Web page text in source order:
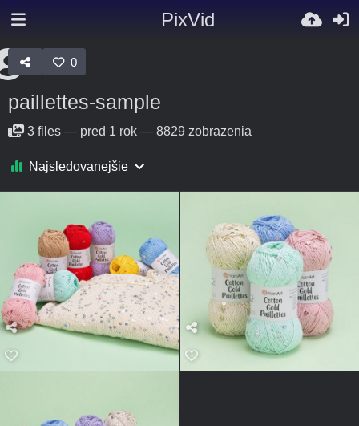
PixVid
0
paillettes-sample
3 files — pred 1 rok — 8829 zobrazenia
Najsledovanejšie